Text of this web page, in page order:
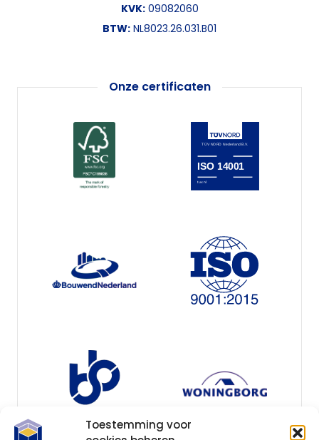
Toestemming voor
KVK:09082060
BTW: NL8023.26.031.B01
Onze certificaten